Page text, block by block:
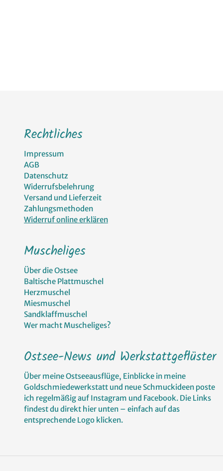
Rechtliches
Impressum
AGB
Datenschutz
Widerrufsbelehrung
Versand und Lieferzeit
Zahlungsmethoden
Widerruf online erklären
Muscheliges
Über die Ostsee
Baltische Plattmuschel
Herzmuschel
Miesmuschel
Sandklaffmuschel
Wer macht Muscheliges?
Ostsee-News und Werkstattgeflüster
Über meine Ostseeausflüge, Einblicke in meine
Goldschmiedewerkstatt und neue Schmuckideen poste
ich regelmäßig auf Instagram und Facebook. Die Links
findest du direkt hier unten – einfach auf das
entsprechende Logo klicken.